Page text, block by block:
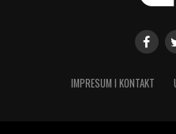
IMPRESUM I KONTAKT